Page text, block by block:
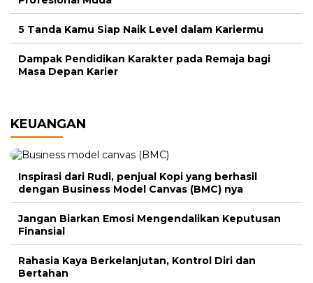
5 Tanda Kamu Siap Naik Level dalam Kariermu
Dampak Pendidikan Karakter pada Remaja bagi
Masa Depan Karier
KEUANGAN
Inspirasi dari Rudi, penjual Kopi yang berhasil
dengan Business Model Canvas (BMC) nya
Jangan Biarkan Emosi Mengendalikan Keputusan
Finansial
Rahasia Kaya Berkelanjutan, Kontrol Diri dan
Bertahan